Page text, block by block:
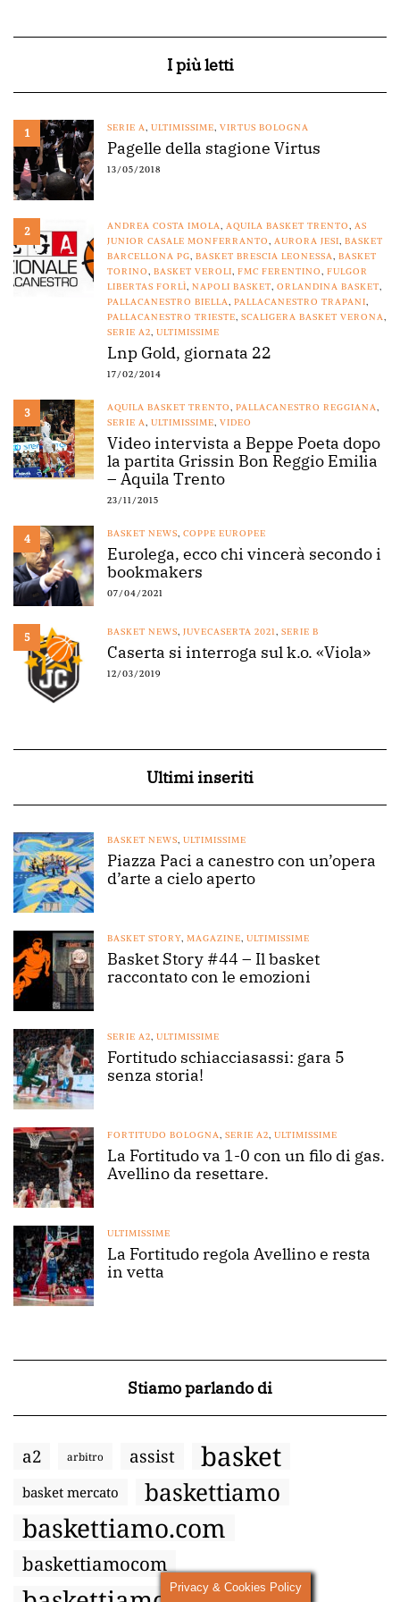
I più letti
1 SERIE A, ULTIMISSIME, VIRTUS BOLOGNA
Pagelle della stagione Virtus
13/05/2018
2 ANDREA COSTA IMOLA, AQUILA BASKET TRENTO, AS
JUNIOR CASALE MONFERRANTO, AURORA JESI, BASKET
BARCELLONA PG, BASKET BRESCIA LEONESSA, BASKET
TORINO, BASKET VEROLI, FMC FERENTINO, FULGOR
LIBERTAS FORLÌ, NAPOLI BASKET, ORLANDINA BASKET,
PALLACANESTRO BIELLA, PALLACANESTRO TRAPANI,
PALLACANESTRO TRIESTE, SCALIGERA BASKET VERONA,
SERIE A2, ULTIMISSIME
Lnp Gold, giornata 22
17/02/2014
3 AQUILA BASKET TRENTO, PALLACANESTRO REGGIANA,
SERIE A, ULTIMISSIME, VIDEO
Video intervista a Beppe Poeta dopo
la partita Grissin Bon Reggio Emilia
– Aquila Trento
23/11/2015
4 BASKET NEWS, COPPE EUROPEE
Eurolega, ecco chi vincerà secondo i
bookmakers
07/04/2021
5 BASKET NEWS, JUVECASERTA 2021, SERIE B
Caserta si interroga sul k.o. «Viola»
12/03/2019
Ultimi inseriti
BASKET NEWS, ULTIMISSIME
Piazza Paci a canestro con un’opera
d’arte a cielo aperto
BASKET STORY, MAGAZINE, ULTIMISSIME
Basket Story #44 – Il basket
raccontato con le emozioni
SERIE A2, ULTIMISSIME
Fortitudo schiacciasassi: gara 5
senza storia!
FORTITUDO BOLOGNA, SERIE A2, ULTIMISSIME
La Fortitudo va 1-0 con un filo di gas.
Avellino da resettare.
ULTIMISSIME
La Fortitudo regola Avellino e resta
in vetta
Stiamo parlando di
a2 arbitro assist basket
basket mercato baskettiamo
baskettiamo.com
baskettiamocom
Privacy & Cookies Policy